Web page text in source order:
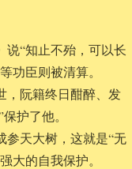
说“知止不殆，可以长
功臣则被清算。
，阮籍终日酣醉、发
护了他。
参天大树，这就是“无
大的自我保护。